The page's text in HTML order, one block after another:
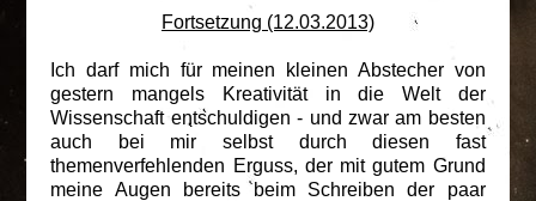
Fortsetzung (12.03.2013)
Ich darf mich für meinen kleinen Abstecher von
gestern mangels Kreativität in die Welt der
Wissenschaft entschuldigen - und zwar am besten
auch bei mir selbst durch diesen fast
themenverfehlenden Erguss, der mit gutem Grund
meine Augen bereits beim Schreiben der paar